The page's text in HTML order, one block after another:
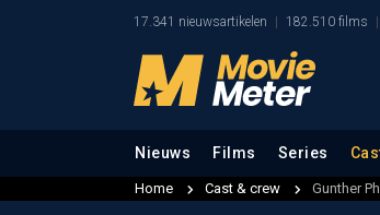
17.341 nieuwsartikelen 182.510 films
Nieuws Films Series
Home Cast & crew Gunther